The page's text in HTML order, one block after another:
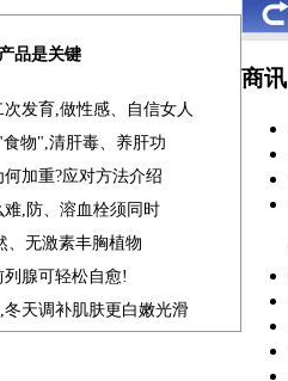
品是关键
发育,做性感、自信女人
物",清肝毒、养肝功
加重?应对方法介绍
,防、溶血栓须同时
、无激素丰胸植物
腺可轻松自愈!
天调补肌肤更白嫩光滑
商讯